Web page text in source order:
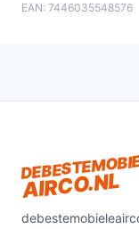
EAN: 7446035548576
AIRCO.NL